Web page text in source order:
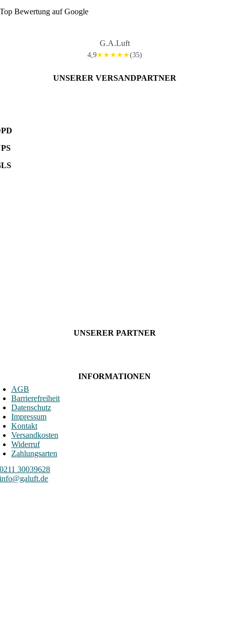
Top Bewertung auf Google
G.A.Luft
4,9★★★★★(35)
UNSERER VERSANDPARTNER
UNSERER PARTNER
INFORMATIONEN
AGB
Barrierefreiheit
Datenschutz
Impressum
Kontakt
Versandkosten
Widerruf
Zahlungsarten
0211 30039628
info@galuft.de